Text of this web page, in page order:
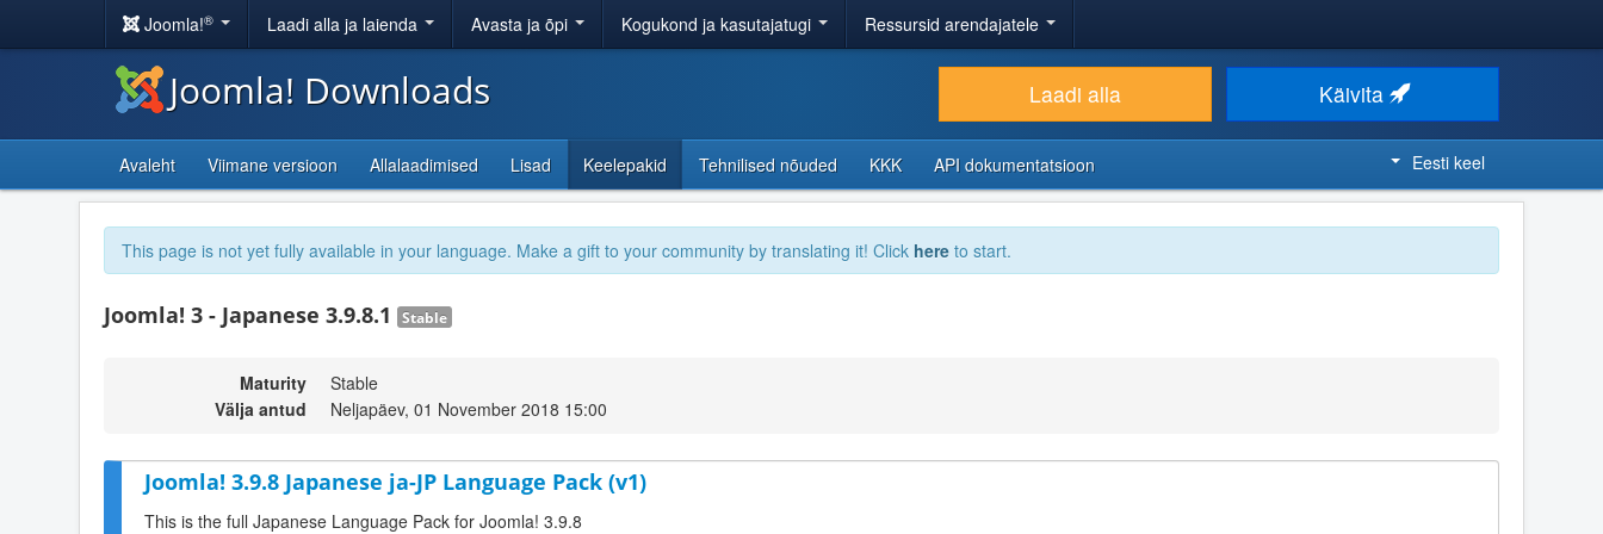
Joomla!® Laadi alla ja laienda Avasta ja õpi Kogukond ja kasutajatugi Ressursid arendajatele
Joomla! Downloads Laadi alla Käivita
Avaleht Viimane versioon Allalaadimised Lisad Keelepakid Tehnilised nõuded KKK API dokumentatsioon Eesti keel
This page is not yet fully available in your language. Make a gift to your community by translating it! Click here to start.
Joomla! 3 - Japanese 3.9.8.1 Stable
Maturity
Stable
Välja antud
Neljapäev, 01 November 2018 15:00
Joomla! 3.9.8 Japanese ja-JP Language Pack (v1)
This is the full Japanese Language Pack for Joomla! 3.9.8